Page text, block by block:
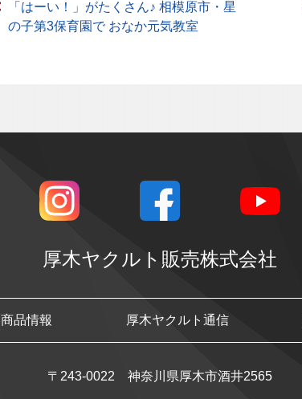
「はーい！」がたくさん♪ 相模原市・星
の子第3保育園で おなか元気教室
厚木ヤクルト販売株式会社
商品情報 厚木ヤクルト通信
〒243-0022 神奈川県厚木市酒井2565